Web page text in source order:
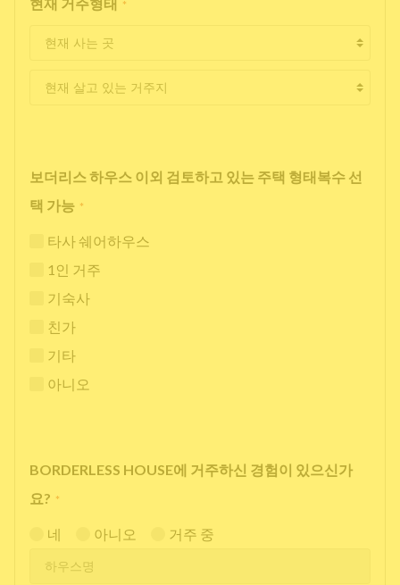
*
보더리스 하우스 이외 검토하고 있는 주택 형태복수 선
택 가능 *
타사 쉐어하우스
1인 거주
기숙사
친가
기타
아니오
BORDERLESS HOUSE에 거주하신 경험이 있으신가
요? *
네 아니오 거주 중